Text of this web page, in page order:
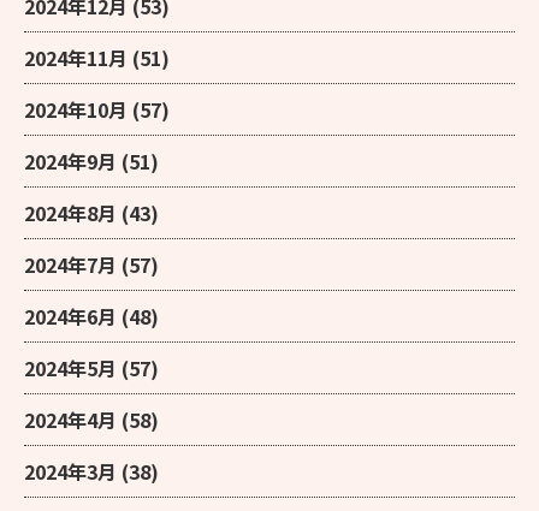
2024年12月 (53)
2024年11月 (51)
2024年10月 (57)
2024年9月 (51)
2024年8月 (43)
2024年7月 (57)
2024年6月 (48)
2024年5月 (57)
2024年4月 (58)
2024年3月 (38)